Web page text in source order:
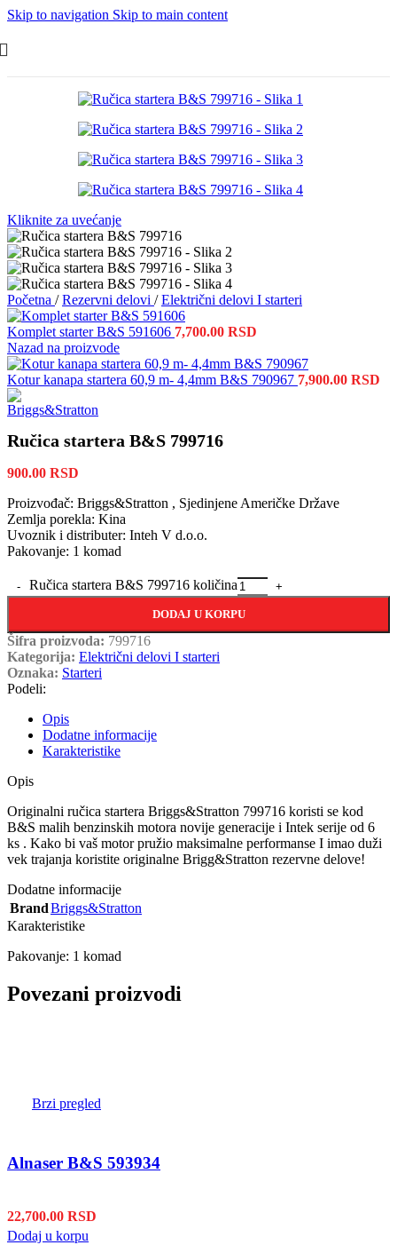
Skip to navigation Skip to main content
Kliknite za uvećanje
Početna / Rezervni delovi / Električni delovi I starteri
Komplet starter B&S 591606 7,700.00 RSD
Nazad na proizvode
Kotur kanapa startera 60,9 m- 4,4mm B&S 790967 7,900.00 RSD
Ručica startera B&S 799716
900.00 RSD
Proizvođač: Briggs&Stratton , Sjedinjene Američke Države
Zemlja porekla: Kina
Uvoznik i distributer: Inteh V d.o.o.
Pakovanje: 1 komad
Ručica startera B&S 799716 količina
DODAJ U KORPU
Šifra proizvoda: 799716
Kategorija: Električni delovi I starteri
Oznaka: Starteri
Podeli:
Opis
Dodatne informacije
Karakteristike
Opis
Originalni ručica startera Briggs&Stratton 799716 koristi se kod
B&S malih benzinskih motora novije generacije i Intek serije od 6
ks . Kako bi vaš motor pružio maksimalne performanse I imao duži
vek trajanja koristite originalne Brigg&Stratton rezervne delove!
Dodatne informacije
BrandBriggs&Stratton
Karakteristike
Pakovanje: 1 komad
Povezani proizvodi
Brzi pregled
Alnaser B&S 593934
22,700.00 RSD
Dodaj u korpu